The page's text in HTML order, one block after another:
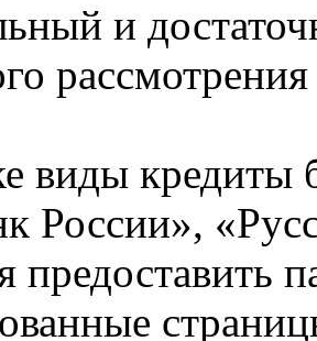
и
виды кредиты
России»,
предоставить